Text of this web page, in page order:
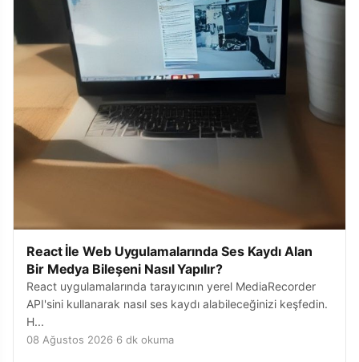
React İle Web Uygulamalarında Ses Kaydı Alan
Bir Medya Bileşeni Nasıl Yapılır?
React uygulamalarında tarayıcının yerel MediaRecorder
API'sini kullanarak nasıl ses kaydı alabileceğinizi keşfedin.
H...
08 Ağustos 2026 6 dk okuma